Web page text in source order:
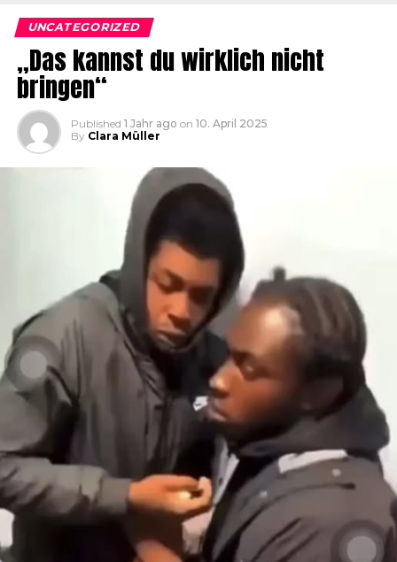
UNCATEGORIZED
„Das kannst du wirklich nicht
bringen“
Published 1 Jahr ago on 10. April 2025
By Clara Müller